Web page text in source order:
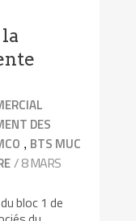
DES
, BTS MUC
/ 8 MARS
bloc 1 de